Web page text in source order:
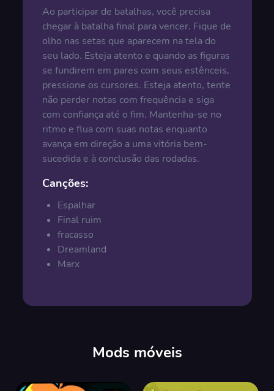
Ao participar de batalhas, você precisa
chegar à batalha final para vencer. Fique de
olho nas setas que aparecem na tela do
seu lado. Esteja atento e quando as figuras
se fundirem em pares com seus estênceis,
pressione os cursores. Esteja atento, tente
não perder notas com frequência e siga
com confiança até o fim. Mantenha-se no
ritmo e flua com suas notas enquanto
avança em direção a uma vitória bem-
sucedida e à conclusão das rodadas.
Canções:
Espalhar
Final ruim
fracasso
Dreamland
Marx
Mods móveis